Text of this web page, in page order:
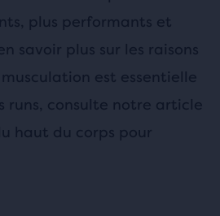
plus performants et
savoir plus sur les raisons
est essentielle
runs, consulte notre article
haut du corps pour